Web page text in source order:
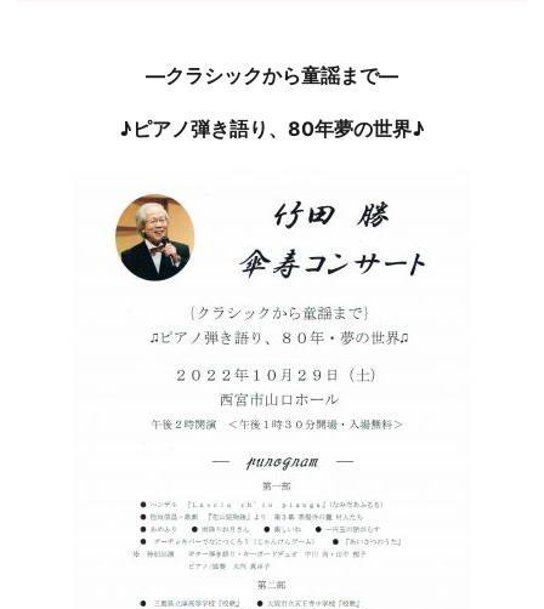
―クラシックから童謡まで―
♪ピアノ弾き語り、80年夢の世界♪